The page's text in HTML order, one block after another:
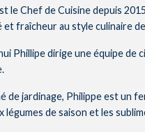
le Chef de Cuisine depuis
fraîcheur au style culinaire
Phillipe dirige une équipe de
de jardinage, Philippe est un
légumes de saison et les